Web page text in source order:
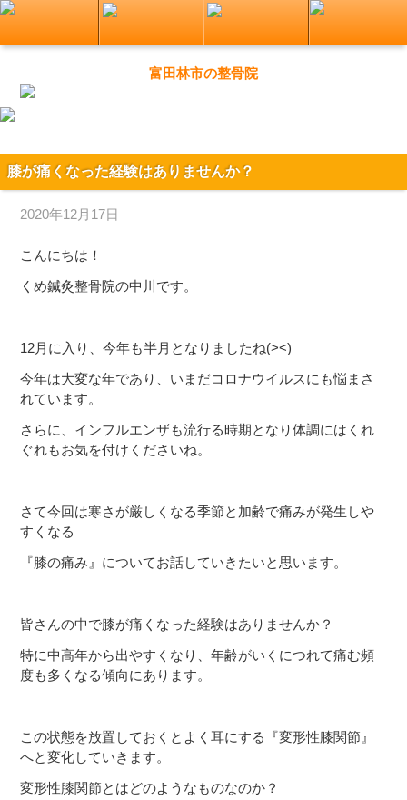
富田林市の整骨院
膝が痛くなった経験はありませんか？
2020年12月17日
こんにちは！
くめ鍼灸整骨院の中川です。
12月に入り、今年も半月となりましたね(><)
今年は大変な年であり、いまだコロナウイルスにも悩まさ
れています。
さらに、インフルエンザも流行る時期となり体調にはくれ
ぐれもお気を付けくださいね。
さて今回は寒さが厳しくなる季節と加齢で痛みが発生しや
すくなる
『膝の痛み』についてお話していきたいと思います。
皆さんの中で膝が痛くなった経験はありませんか？
特に中高年から出やすくなり、年齢がいくにつれて痛む頻
度も多くなる傾向にあります。
この状態を放置しておくとよく耳にする『変形性膝関節』
へと変化していきます。
変形性膝関節とはどのようなものなのか？